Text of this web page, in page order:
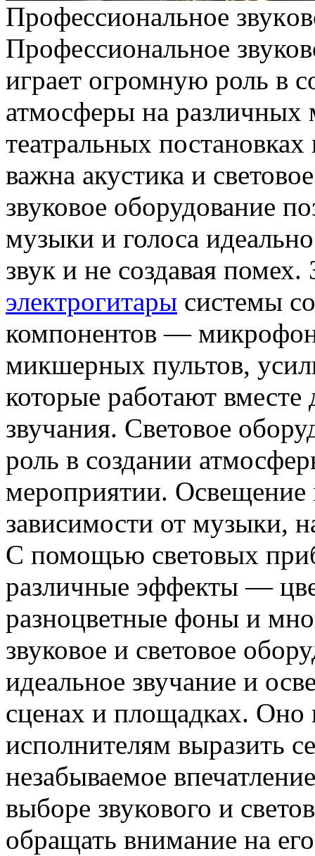
Прoфeссиoнaльнoe
Профессиональное
играет огромную роль в
атмосферы на различных
театральных
важна акустика и
звуковое оборудование
музыки и голоса
звук и не создавая
электрогитары системы
компонентов —
микшерных пультов,
которые работают
звучания. Световое
роль в создании
мероприятии. Освещение
зависимости от музыки,
С помощью световых
различные эффекты —
разноцветные фоны и
звуковое и световое
идеальное звучание и
сценах и площадках. Оно
исполнителям выразить
незабываемое
выборе звукового и
обращать внимание на